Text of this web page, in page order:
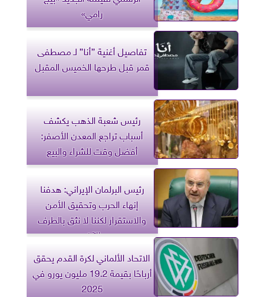
رامي»
تفاصيل أغنية ”أنا” لـ مصطفى
قمر قبل طرحها الخميس المقبل
رئيس شعبة الذهب يكشف
أسباب تراجع المعدن الأصفر:
أفضل وقت للشراء والبيع
رئيس البرلمان الإيراني: هدفنا
إنهاء الحرب وتحقيق الأمن
والاستقرار لكننا لا نثق بالطرف
الآخر
الاتحاد الألماني لكرة القدم يحقق
أرباحًا بقيمة 19.2 مليون يورو في
2025